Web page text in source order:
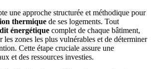
une approche structurée et méthodique pour
thermique de ses logements. Tout
énergétique complet de chaque bâtiment,
les zones les plus vulnérables et de déterminer
Cette étape cruciale assure une
et des ressources investies.